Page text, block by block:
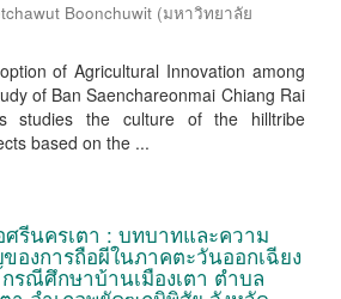
Boonchuwit (มหาวิทยาลัย
of Agricultural Innovation among
of Ban Saenchareonmai Chiang Rai
studies the culture of the hilltribe
based on the ...
ศรีนครเตา : บทบาทและความ
องการถือผีในภาคตะวันออกเฉียง
รณีศึกษาบ้านเมืองเตา ตำบล